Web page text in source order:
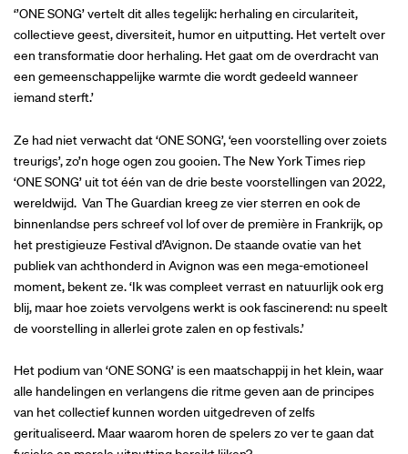
‘’ONE SONG’ vertelt dit alles tegelijk: herhaling en circulariteit,
collectieve geest, diversiteit, humor en uitputting. Het vertelt over
een transformatie door herhaling. Het gaat om de overdracht van
een gemeenschappelijke warmte die wordt gedeeld wanneer
iemand sterft.’
Ze had niet verwacht dat ‘ONE SONG’, ‘een voorstelling over zoiets
treurigs’, zo’n hoge ogen zou gooien. The New York Times riep
‘ONE SONG’ uit tot één van de drie beste voorstellingen van 2022,
wereldwijd. Van The Guardian kreeg ze vier sterren en ook de
binnenlandse pers schreef vol lof over de première in Frankrijk, op
het prestigieuze Festival d’Avignon. De staande ovatie van het
publiek van achthonderd in Avignon was een mega-emotioneel
moment, bekent ze. ‘Ik was compleet verrast en natuurlijk ook erg
blij, maar hoe zoiets vervolgens werkt is ook fascinerend: nu speelt
de voorstelling in allerlei grote zalen en op festivals.’
Het podium van ‘ONE SONG’ is een maatschappij in het klein, waar
alle handelingen en verlangens die ritme geven aan de principes
van het collectief kunnen worden uitgedreven of zelfs
geritualiseerd. Maar waarom horen de spelers zo ver te gaan dat